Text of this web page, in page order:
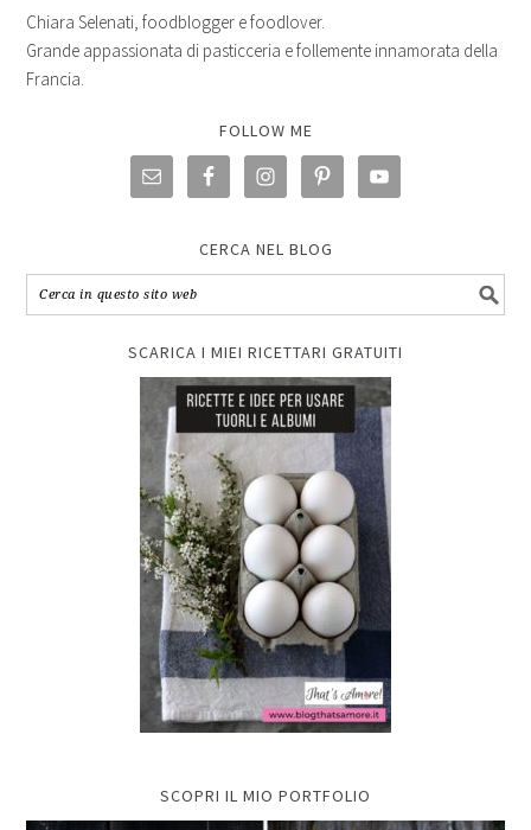
Chiara Selenati, foodblogger e foodlover.
Grande appassionata di pasticceria e follemente innamorata della
Francia.
FOLLOW ME
CERCA NEL BLOG
SCARICA I MIEI RICETTARI GRATUITI
SCOPRI IL MIO PORTFOLIO